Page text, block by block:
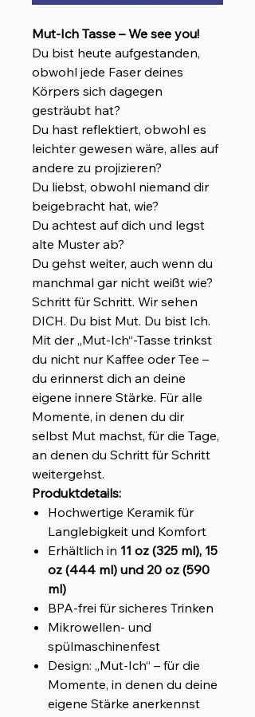
Mut-Ich Tasse – We see you!
Du bist heute aufgestanden,
obwohl jede Faser deines
Körpers sich dagegen
gesträubt hat?
Du hast reflektiert, obwohl es
leichter gewesen wäre, alles auf
andere zu projizieren?
Du liebst, obwohl niemand dir
beigebracht hat, wie?
Du achtest auf dich und legst
alte Muster ab?
Du gehst weiter, auch wenn du
manchmal gar nicht weißt wie?
Schritt für Schritt. Wir sehen
DICH. Du bist Mut. Du bist Ich.
Mit der „Mut-Ich“-Tasse trinkst
du nicht nur Kaffee oder Tee –
du erinnerst dich an deine
eigene innere Stärke. Für alle
Momente, in denen du dir
selbst Mut machst, für die Tage,
an denen du Schritt für Schritt
weitergehst.
Produktdetails:
Hochwertige Keramik für
Langlebigkeit und Komfort
Erhältlich in 11 oz (325 ml), 15
oz (444 ml) und 20 oz (590
ml)
BPA-frei für sicheres Trinken
Mikrowellen- und
spülmaschinenfest
Design: „Mut-Ich“ – für die
Momente, in denen du deine
eigene Stärke anerkennst